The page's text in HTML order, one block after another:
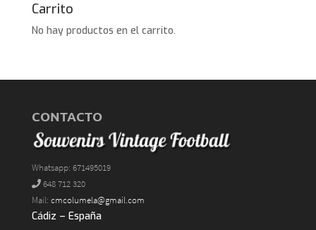
Carrito
No hay productos en el carrito.
CONTACTO
Whatsapp: 671495019
648 712 320
Mail: cmcolumela@gmail.com
Cádiz – España